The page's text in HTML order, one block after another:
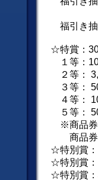
※午
福引き
☆特賞：
１等：
２等：
３等：
４等：
５等：
※商品券
商品券の
☆特別賞：
☆特別賞：
☆特別賞：